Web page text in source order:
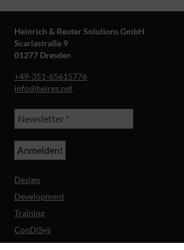
Heinrich & Reuter Solutions GmbH
Scariastraße 9
01277 Dresden
+49-351-65615776
info@heires.net
Design
Development
Training
ConDiSys
Barrierefreiheit